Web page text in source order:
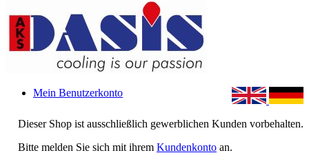
Dieser Shop ist ausschließlich gewerblichen Kunden vorbehalten.
Bitte melden Sie sich mit ihrem Kundenkonto an.
Mein Benutzerkonto